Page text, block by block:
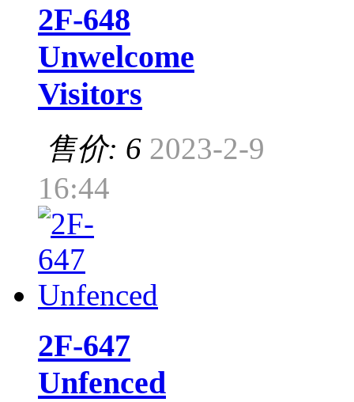
2F-648
Unwelcome
Visitors
售价: 6 2023-2-9
16:44
2F-647
Unfenced